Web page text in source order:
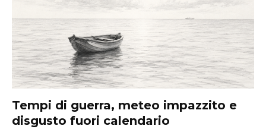
Tempi di guerra, meteo impazzito e
disgusto fuori calendario